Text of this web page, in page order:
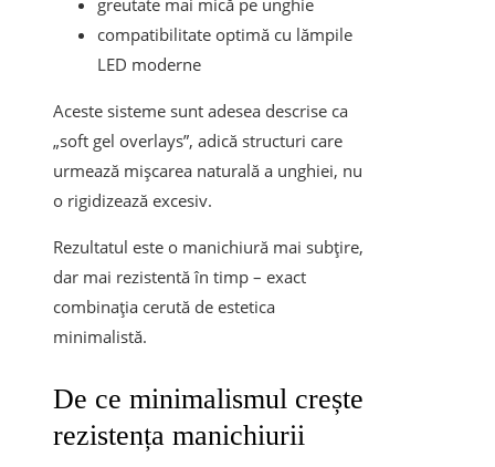
greutate mai mică pe unghie
compatibilitate optimă cu lămpile
LED moderne
Aceste sisteme sunt adesea descrise ca
„soft gel overlays”, adică structuri care
urmează mișcarea naturală a unghiei, nu
o rigidizează excesiv.
Rezultatul este o manichiură mai subțire,
dar mai rezistentă în timp – exact
combinația cerută de estetica
minimalistă.
De ce minimalismul crește
rezistența manichiurii